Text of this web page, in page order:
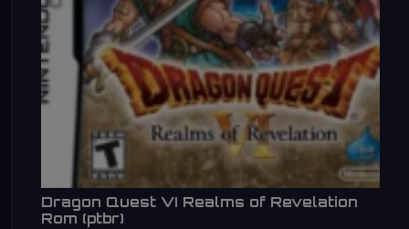
Dragon Quest VI Realms of Revelation
Rom (ptbr)